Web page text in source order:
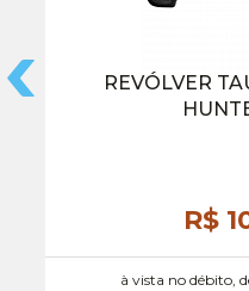
REVÓLVER
R$
à vista no débito,